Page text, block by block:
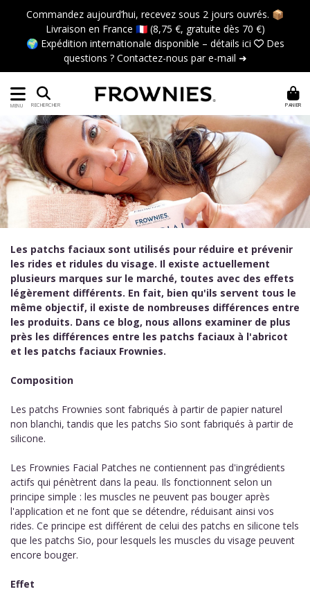
Commandez aujourd’hui, recevez sous 2 jours ouvrés. 📦
Livraison en France 🇫🇷 (8,75 €, gratuite dès 70 €)
🌍 Expédition internationale disponible – détails ici  Des
questions ? Contactez-nous par e-mail ➜
MENU RECHERCHER PANIER
Les patchs faciaux sont utilisés pour réduire et prévenir
les rides et ridules du visage. Il existe actuellement
plusieurs marques sur le marché, toutes avec des effets
légèrement différents. En fait, bien qu'ils servent tous le
même objectif, il existe de nombreuses différences entre
les produits. Dans ce blog, nous allons examiner de plus
près les différences entre les patchs faciaux à l'abricot
et les patchs faciaux Frownies.
Composition
Les patchs Frownies sont fabriqués à partir de papier naturel
non blanchi, tandis que les patchs Sio sont fabriqués à partir de
silicone.
Les Frownies Facial Patches ne contiennent pas d'ingrédients
actifs qui pénètrent dans la peau. Ils fonctionnent selon un
principe simple : les muscles ne peuvent pas bouger après
l'application et ne font que se détendre, réduisant ainsi vos
rides. Ce principe est différent de celui des patchs en silicone tels
que les patchs Sio, pour lesquels les muscles du visage peuvent
encore bouger.
Effet